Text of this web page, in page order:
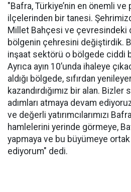
"Bafra, Türkiye’nin en önemli
ilçelerinden bir tanesi.
Millet Bahçesi ve çevresindeki
bölgenin çehresini değiştirdik.
inşaat sektörü o bölgede ciddi
Ayrıca ayın 10’unda ihaleye
aldığı bölgede, sıfırdan
kazandırdığımız bir alan.
adımları atmaya devam
ve değerli yatırımcılarımızı
hamlelerini yerinde görmeye,
yapmaya ve bu büyümeye
ediyorum" dedi.